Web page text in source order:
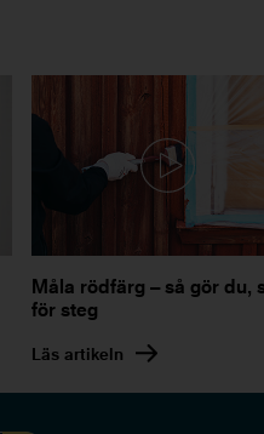
Måla rödfärg – så gör du,
för steg
Läs artikeln